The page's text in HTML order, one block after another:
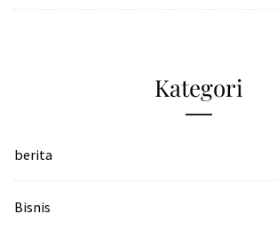
Kategori
berita
Bisnis